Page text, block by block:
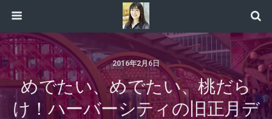
2016年2月6日
めでたい、めでたい、桃だら
け！ハーバーシティの旧正月デ